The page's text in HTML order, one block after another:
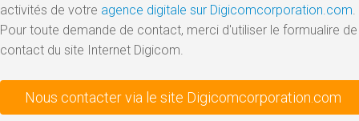
activités de votre agence digitale sur Digicomcorporation.com
Pour toute demande de contact, merci d'utiliser le formualire de
contact du site Internet Digicom.
Nous contacter via le site Digicomcorporation.com